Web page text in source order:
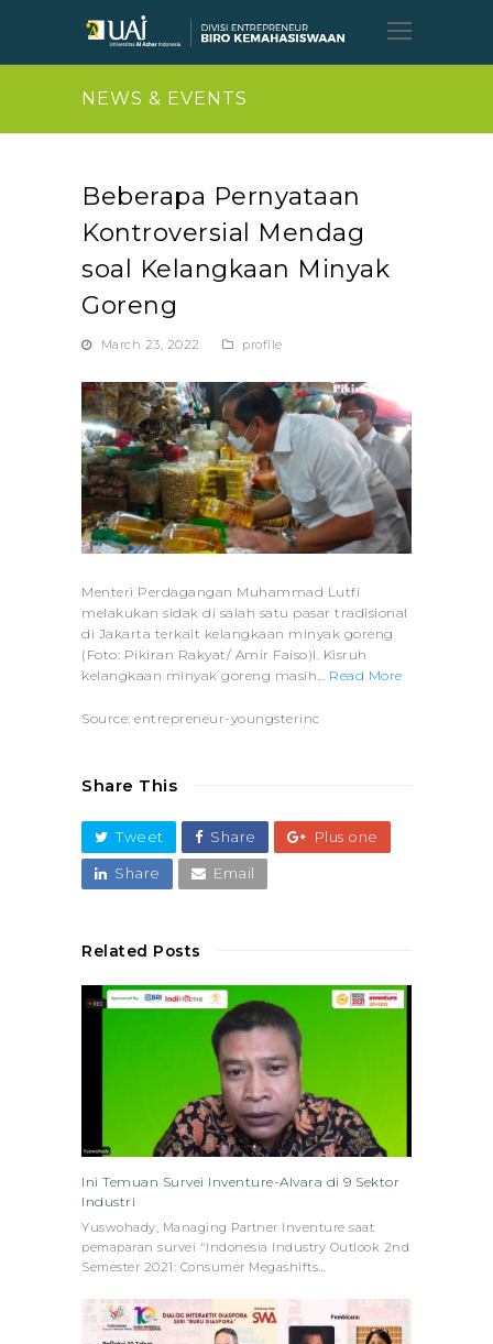
Open
Mobile
NEWS & EVENTS
Beberapa Pernyataan
Kontroversial Mendag
soal Kelangkaan Minyak
Goreng
March 23, 2022 profile
Menteri Perdagangan Muhammad Lutfi
melakukan sidak di salah satu pasar tradisional
di Jakarta terkait kelangkaan minyak goreng
(Foto: Pikiran Rakyat/ Amir Faiso)l. Kisruh
kelangkaan minyak goreng masih… Read More
Source: entrepreneur-youngsterinc
Share This
Tweet Share Plus one
Share Email
Related Posts
Ini Temuan Survei Inventure-Alvara di 9 Sektor
Industri
Yuswohady, Managing Partner Inventure saat
pemaparan survei "Indonesia Industry Outlook 2nd
Semester 2021: Consumer Megashifts…